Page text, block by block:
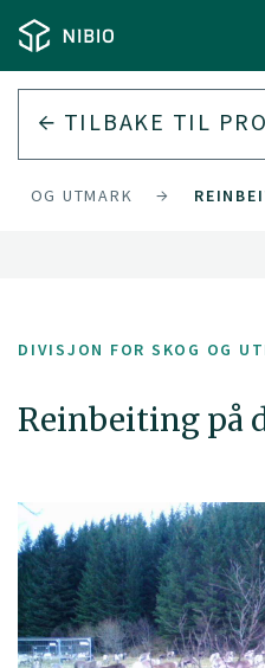
TILBAKE TIL
OG UTMARK
DIVISJON FOR SKOG OG
Reinbeiting på